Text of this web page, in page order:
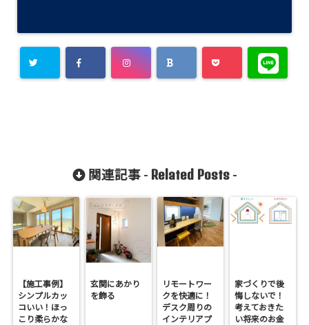
関連記事 - Related Posts-
【施工事例】
シンプルカッ
コいい！ほっ
こり柔らかな
玄関にあかり
を飾る
リモートワー
クを快適に！
デスク周りの
インテリアプ
家づくりで後
悔しないで！
考えておきた
い将来のお金